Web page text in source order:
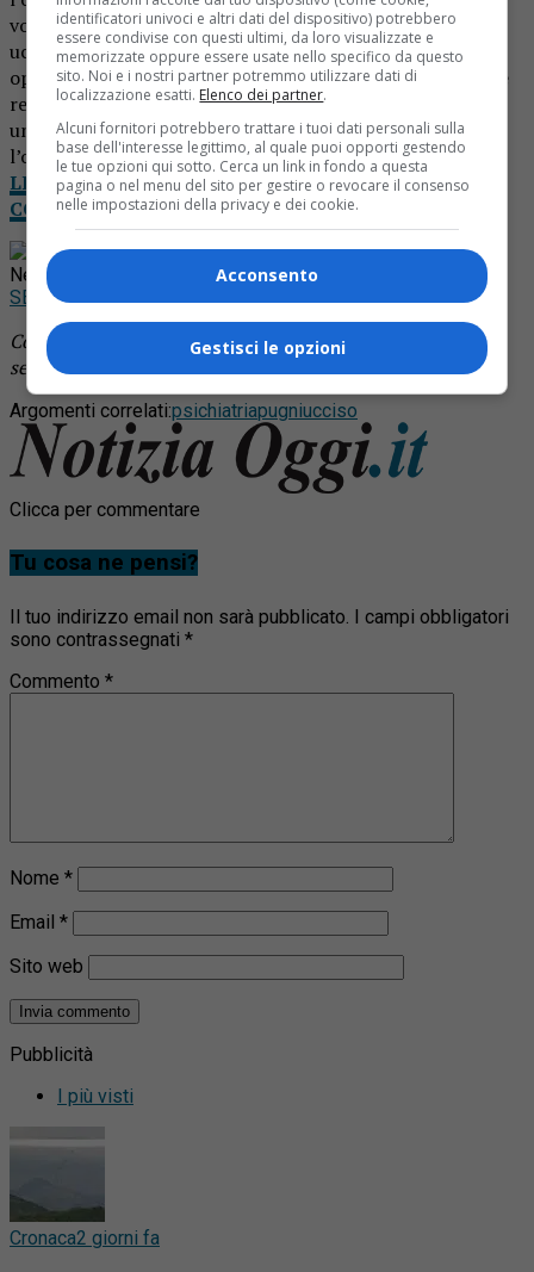
volpianese. E’ stato arrestato dai carabinieri. Dopo aver
ucciso la vittima ha atteso l’arrivo dei militari senza
opporre resistenza all’arresto e confessando subito le sue
responsabilità. E’ probabile che alla base del delitto ci sia
una banale discussione, poi degenerata, tra la vittima e
l’omicida.
LEGGI NOTIZIA OGGI DA CASA: IL TUO GIORNALE
COMPLETO IN VERSIONE DIGITALE
Rimani aggiornato seguendoci su Google
News!
SEGUICI
Continua a leggere le notizie di Notizia Oggi Borgosesiae
segui la nostra
Argomenti correlati:psichiatriapugniucciso
Clicca per commentare
Tu cosa ne pensi?
Il tuo indirizzo email non sarà pubblicato.
I campi obbligatori
sono contrassegnati *
Commento *
Nome *
Email *
Sito web
Pubblicità
I più visti
Cronaca2 giorni fa
identificatori univoci e altri dati del dispositivo) potrebbero
essere condivise con questi ultimi, da loro visualizzate e
memorizzate oppure essere usate nello specifico da questo
sito. Noi e i nostri partner potremmo utilizzare dati di
localizzazione esatti. Elenco dei partner.
Alcuni fornitori potrebbero trattare i tuoi dati personali sulla
base dell'interesse legittimo, al quale puoi opporti gestendo
le tue opzioni qui sotto. Cerca un link in fondo a questa
pagina o nel menu del sito per gestire o revocare il consenso
nelle impostazioni della privacy e dei cookie.
Acconsento
Gestisci le opzioni